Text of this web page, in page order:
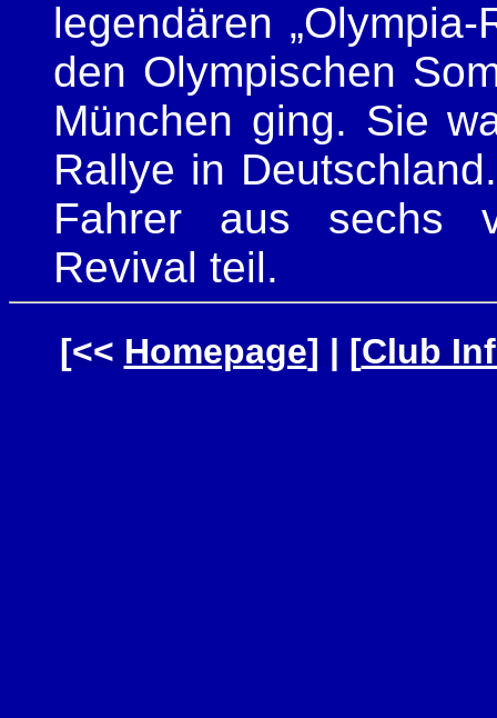
legendären
den Olympischen
München ging. Sie
Rallye in
Fahrer aus sechs
Revival teil.
[<< Homepage] | [Club